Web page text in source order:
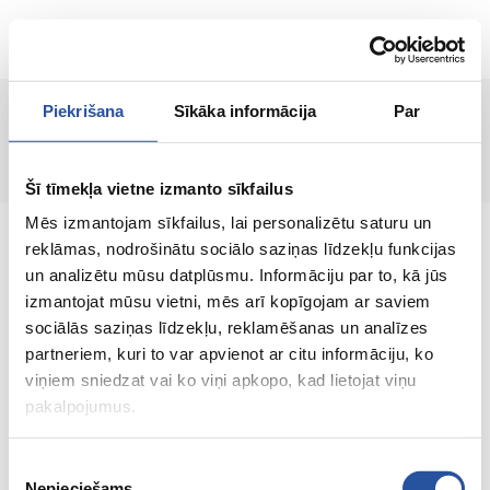
Piekrišana Sīkāka informācija Par
Šī tīmekļa vietne izmanto sīkfailus
Mēs izmantojam sīkfailus, lai personalizētu saturu un
reklāmas, nodrošinātu sociālo saziņas līdzekļu funkcijas
un analizētu mūsu datplūsmu. Informāciju par to, kā jūs
izmantojat mūsu vietni, mēs arī kopīgojam ar saviem
sociālās saziņas līdzekļu, reklamēšanas un analīzes
partneriem, kuri to var apvienot ar citu informāciju, ko
viņiem sniedzat vai ko viņi apkopo, kad lietojat viņu
pakalpojumus.
RU
Страница не найдена!
Интернет-магазин с выгодными ценами и
качественными товарами, где
удовлетворённость клиента является нашей
главной ценностью.
Vse dlja vashego doma i sada!